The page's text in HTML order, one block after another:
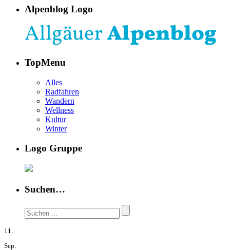
Alpenblog Logo
TopMenu
Alles
Radfahren
Wandern
Wellness
Kultur
Winter
Logo Gruppe
Suchen…
11.
Sep.